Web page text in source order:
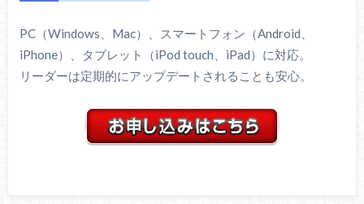
PC（Windows、Mac）、スマートフォン（Android、
iPhone）、タブレット（iPod touch、iPad）に対応。
リーダーは定期的にアップデートされることも安心。